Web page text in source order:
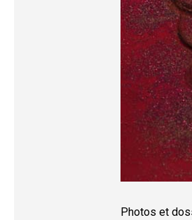
Photos et